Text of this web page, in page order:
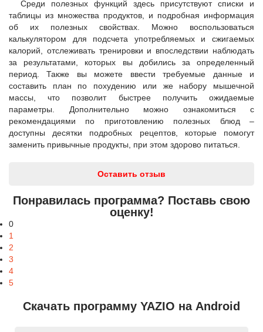
Среди полезных функций здесь присутствуют списки и
таблицы из множества продуктов, и подробная информация
об их полезных свойствах. Можно воспользоваться
калькулятором для подсчета употребляемых и сжигаемых
калорий, отслеживать тренировки и впоследствии наблюдать
за результатами, которых вы добились за определенный
период. Также вы можете ввести требуемые данные и
составить план по похудению или же набору мышечной
массы, что позволит быстрее получить ожидаемые
параметры. Дополнительно можно ознакомиться с
рекомендациями по приготовлению полезных блюд –
доступны десятки подробных рецептов, которые помогут
заменить привычные продукты, при этом здорово питаться.
Оставить отзыв
Понравилась программа? Поставь свою
оценку!
0
1
2
3
4
5
Скачать программу YAZIO на Android